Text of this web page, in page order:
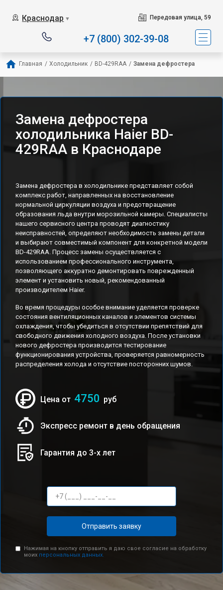
Краснодар ▼ Передовая улица, 59
+7 (800) 302-39-08
Главная / Холодильник / BD-429RAA / Замена дефростера
Замена дефростера
холодильника Haier BD-
429RAA в Краснодаре
Замена дефростера в холодильнике представляет собой
комплекс работ, направленных на восстановление
нормальной циркуляции воздуха и предотвращение
образования льда внутри морозильной камеры. Специалисты
нашего сервисного центра проводят диагностику
неисправностей, определяют необходимость замены детали
и выбирают совместимый компонент для конкретной модели
BD-429RAA. Процесс замены осуществляется с
использованием профессионального инструмента,
позволяющего аккуратно демонтировать поврежденный
элемент и установить новый, рекомендованный
производителем Haier.
Во время процедуры особое внимание уделяется проверке
состояния вентиляционных каналов и элементов системы
охлаждения, чтобы убедиться в отсутствии препятствий для
свободного движения холодного воздуха. После установки
нового дефростера производится тестирование
функционирования устройства, проверяется равномерность
распределения холода и отсутствие посторонних шумов.
Цена от 4750 руб
Экспресс ремонт в день обращения
Гарантия до 3-х лет
Отправить заявку
Нажимая на кнопку отправить я даю свое согласие на обработку
моих персональных данных.